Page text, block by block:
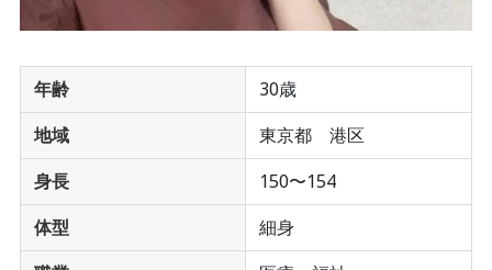
年齢
30歳
地域
東京都 港区
身長
150〜154
体型
細身